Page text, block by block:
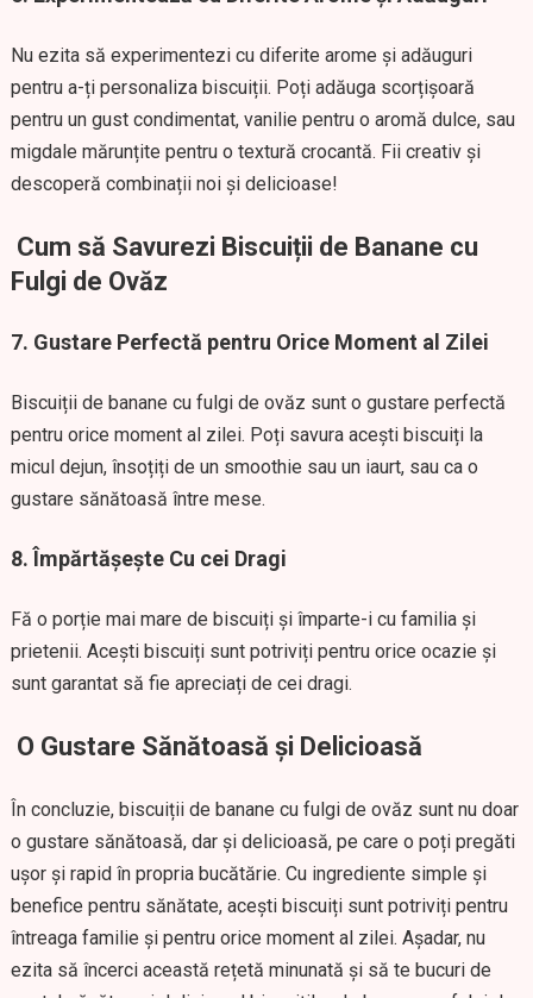
Nu ezita să experimentezi cu diferite arome și adăuguri
pentru a-ți personaliza biscuiții. Poți adăuga scorțișoară
pentru un gust condimentat, vanilie pentru o aromă dulce, sau
migdale mărunțite pentru o textură crocantă. Fii creativ și
descoperă combinații noi și delicioase!
Cum să Savurezi Biscuiții de Banane cu
Fulgi de Ovăz
7. Gustare Perfectă pentru Orice Moment al Zilei
Biscuiții de banane cu fulgi de ovăz sunt o gustare perfectă
pentru orice moment al zilei. Poți savura acești biscuiți la
micul dejun, însoțiți de un smoothie sau un iaurt, sau ca o
gustare sănătoasă între mese.
8. Împărtășește Cu cei Dragi
Fă o porție mai mare de biscuiți și împarte-i cu familia și
prietenii. Acești biscuiți sunt potriviți pentru orice ocazie și
sunt garantat să fie apreciați de cei dragi.
O Gustare Sănătoasă și Delicioasă
În concluzie, biscuiții de banane cu fulgi de ovăz sunt nu doar
o gustare sănătoasă, dar și delicioasă, pe care o poți pregăti
ușor și rapid în propria bucătărie. Cu ingrediente simple și
benefice pentru sănătate, acești biscuiți sunt potriviți pentru
întreaga familie și pentru orice moment al zilei. Așadar, nu
ezita să încerci această rețetă minunată și să te bucuri de